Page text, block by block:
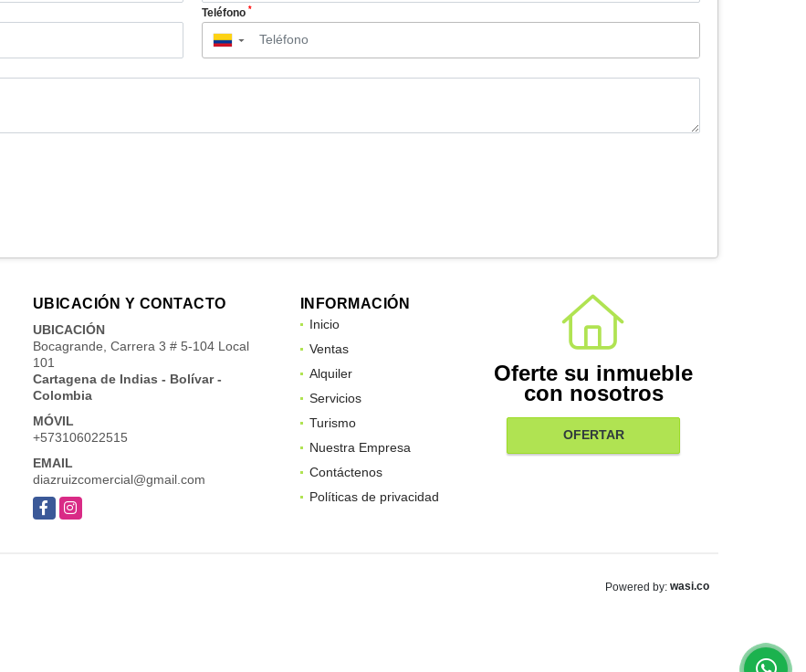
Teléfono *
▼
UBICACIÓN Y CONTACTO
UBICACIÓN
Bocagrande, Carrera 3 # 5-104 Local
101
Cartagena de Indias - Bolívar -
Colombia
MÓVIL
+573106022515
EMAIL
diazruizcomercial@gmail.com
FacebookInstagram
INFORMACIÓN
Inicio
Ventas
Alquiler
Servicios
Turismo
Nuestra Empresa
Contáctenos
Políticas de privacidad
Oferte su inmueble
con nosotros
OFERTAR
Powered by: wasi.co